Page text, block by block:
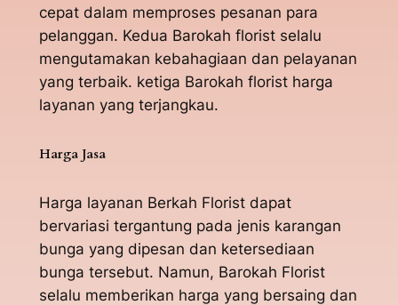
cepat dalam memproses pesanan para
pelanggan. Kedua Barokah florist selalu
mengutamakan kebahagiaan dan pelayanan
yang terbaik. ketiga Barokah florist harga
layanan yang terjangkau.
Harga Jasa
Harga layanan Berkah Florist dapat
bervariasi tergantung pada jenis karangan
bunga yang dipesan dan ketersediaan
bunga tersebut. Namun, Barokah Florist
selalu memberikan harga yang bersaing dan